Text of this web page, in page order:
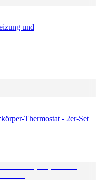
und
Thermostat - 2er-Set